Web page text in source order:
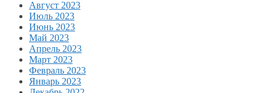
Август 2023
Июль 2023
Июнь 2023
Май 2023
Апрель 2023
Март 2023
Февраль 2023
Январь 2023